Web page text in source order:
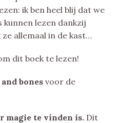
ik ben heel blij dat we
kunnen lezen dankzij
ze allemaal in de kast…
dit boek te lezen!
bones voor de
magie te vinden is. Dit